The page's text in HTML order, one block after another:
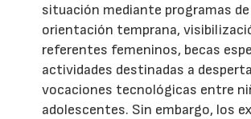
situación mediante programas de
orientación temprana,
referentes femeninos, becas
actividades destinadas a
vocaciones tecnológicas entre
adolescentes. Sin embargo, los